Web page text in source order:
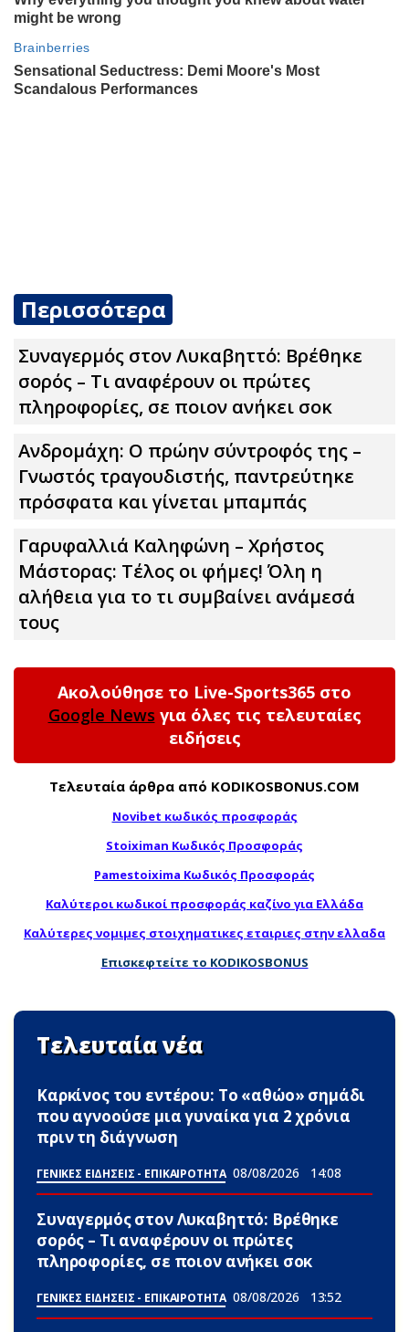
Περισσότερα
Συναγερμός στον Λυκαβηττό: Βρέθηκε
σορός – Τι αναφέρουν οι πρώτες
πληροφορίες, σε ποιον ανήκει σoκ
Ανδρομάχη: Ο πρώην σύντροφός της –
Γνωστός τραγουδιστής, παντρεύτηκε
πρόσφατα και γίνεται μπαμπάς
Γαρυφαλλιά Καληφώνη – Χρήστος
Μάστορας: Τέλος οι φήμες! Όλη η
αλήθεια για το τι συμβαίνει ανάμεσά
τους
Ακολούθησε το Live-Sports365 στο
Google News για όλες τις τελευταίες
ειδήσεις
Τελευταία άρθρα από KODIKOSBONUS.COM
Novibet κωδικός προσφοράς
Stoiximan Κωδικός Προσφοράς
Pamestoixima Κωδικός Προσφοράς
Καλύτεροι κωδικοί προσφοράς καζίνο για Ελλάδα
Καλύτερες νομιμες στοιχηματικες εταιριες στην ελλαδα
Επισκεφτείτε το KODIKOSBONUS
Τελευταία νέα
Καρκίνος του εντέρου: Το «αθώο» σημάδι
που αγνοούσε μια γυναίκα για 2 χρόνια
πριν τη διάγνωση
ΓΕΝΙΚΕΣ ΕΙΔΗΣΕΙΣ - ΕΠΙΚΑΙΡΟΤΗΤΑ 08/08/2026 14:08
Συναγερμός στον Λυκαβηττό: Βρέθηκε
σορός – Τι αναφέρουν οι πρώτες
πληροφορίες, σε ποιον ανήκει σoκ
ΓΕΝΙΚΕΣ ΕΙΔΗΣΕΙΣ - ΕΠΙΚΑΙΡΟΤΗΤΑ 08/08/2026 13:52